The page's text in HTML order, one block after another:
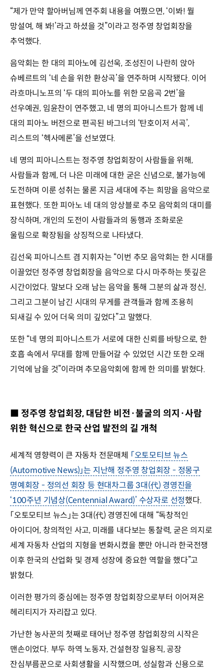
“제가 만약 할아버님께 연주회 내용을 여쭸으면, ‘이봐! 뭘
망설여, 해 봐!’라고 하셨을 것”이라고 정주영 창업회장을
추억했다.
음악회는 한 대의 피아노에 김선욱, 조성진이 나란히 앉아
슈베르트의 ‘네 손을 위한 환상곡’을 연주하며 시작됐다. 이어
라흐마니노프의 ‘두 대의 피아노를 위한 모음곡 2번’을
선우예권, 임윤찬이 연주했고, 네 명의 피아니스트가 함께 네
대의 피아노 버전으로 편곡된 바그너의 ‘탄호이저 서곡’,
리스트의 ‘헥사메론’을 선보였다.
네 명의 피아니스트는 정주영 창업회장이 사람들을 위해,
사람들과 함께, 더 나은 미래에 대한 굳은 신념으로, 불가능에
도전하며 이룬 성취는 물론 지금 세대에 주는 희망을 음악으로
표현했다. 또한 피아노 네 대의 앙상블로 추모 음악회의 대미를
장식하며, 개인의 도전이 사람들과의 동행과 조화로운
울림으로 확장됨을 상징적으로 나타냈다.
김선욱 피아니스트 겸 지휘자는 “이번 추모 음악회는 한 시대를
이끌었던 정주영 창업회장을 음악으로 다시 마주하는 뜻깊은
시간이었다. 말보다 오래 남는 음악을 통해 그분의 삶과 정신,
그리고 그분이 남긴 시대의 무게를 관객들과 함께 조용히
되새길 수 있어 더욱 의미 깊었다”고 말했다.
또한 “네 명의 피아니스트가 서로에 대한 신뢰를 바탕으로, 한
호흡 속에서 무대를 함께 만들어갈 수 있었던 시간 또한 오래
기억에 남을 것”이라며 추모음악회에 함께 한 의미를 밝혔다.
■ 정주영 창업회장, 대담한 비전·불굴의 의지·사람
위한 혁신으로 한국 산업 발전의 길 개척
세계적 영향력이 큰 자동차 전문매체 「오토모티브 뉴스
(Automotive News)」는 지난해 정주영 창업회장 - 정몽구
명예회장 - 정의선 회장 등 현대차그룹 3대(代) 경영진을
‘100주년 기념상(Centennial Award)’ 수상자로 선정했다.
「오토모티브 뉴스」는 3대(代) 경영진에 대해 “독창적인
아이디어, 창의적인 사고, 미래를 내다보는 통찰력, 굳은 의지로
세계 자동차 산업의 지형을 변화시켰을 뿐만 아니라 한국전쟁
이후 한국의 산업화 및 경제 성장에 중요한 역할을 했다”고
밝혔다.
이러한 평가의 중심에는 정주영 창업회장으로부터 이어져온
헤리티지가 자리잡고 있다.
가난한 농사꾼의 첫째로 태어난 정주영 창업회장의 시작은
맨손이었다. 부두 하역 노동자, 건설현장 일용직, 공장
잔심부름꾼으로 사회생활을 시작했으며, 성실함과 신용으로